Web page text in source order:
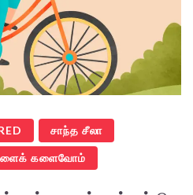
சாந்த சீலா
களைவோம்